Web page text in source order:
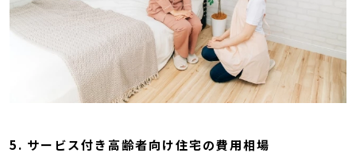
5. サービス付き高齢者向け住宅の費用相場